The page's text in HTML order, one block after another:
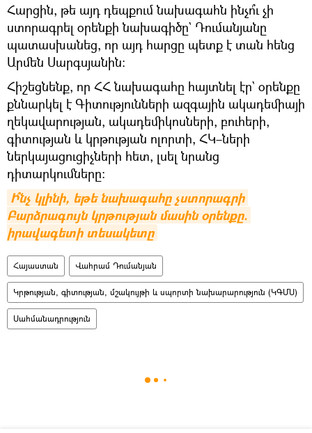
Հարցին, թե այդ դեպքում նախագահն ինչո՞ւ չի
ստորագրել օրենքի նախագիծը` Դումանյանը
պատասխանեց, որ այդ հարցը պետք է տան հենց
Արմեն Սարգսյանին:
Հիշեցնենք, որ ՀՀ նախագահը հայտնել էր` օրենքը
քննարկել է Գիտությունների ազգային ակադեմիայի
ղեկավարության, ակադեմիկոսների, բուհերի,
գիտության և կրթության ոլորտի, ՀԿ–ների
ներկայացուցիչների հետ, լսել նրանց
դիտարկումները։
Ի՞նչ կլինի, եթե նախագահը չստորագրի
Բարձրագույն կրթության մասին օրենքը.
իրավագետի տեսակետը
Հայաստան Վահրամ Դումանյան
Կրթության, գիտության, մշակույթի և սպորտի նախարարություն (ԿԳՄՍ)
Սահմանադրություն